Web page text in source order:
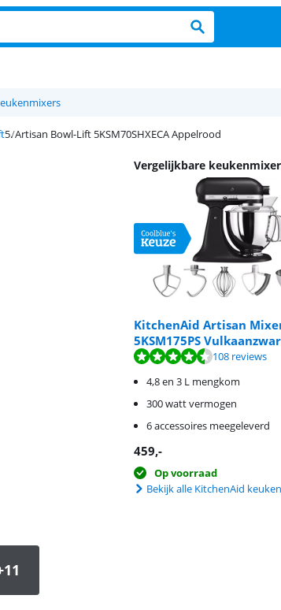
Artisan Bowl-Lift 5KSM70SHXECA Appelrood
Vergelijkbare
KitchenAid Artisan
5KSM175PS
Beoordeling is 9,4 van de 10,
108 reviews
4,8 en 3 L mengkom
300 watt vermogen
6 accessoires meegeleverd
459,-
Op voorraad
Beoordeling is 9,0 van de 10,
Bekijk alle KitchenAid